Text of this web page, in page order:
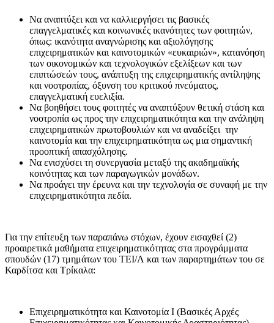
Να αναπτύξει και να καλλιεργήσει τις βασικές
επαγγελματικές και κοινωνικές ικανότητες των φοιτητών,
όπως: ικανότητα αναγνώρισης και αξιολόγησης
επιχειρηματικών και καινοτομικών «ευκαιριών», κατανόηση
των οικονομικών και τεχνολογικών εξελίξεων και των
επιπτώσεών τους, ανάπτυξη της επιχειρηματικής αντίληψης
και νοοτροπίας, όξυνση του κριτικού πνεύματος,
επαγγελματική ευελιξία.
Να βοηθήσει τους φοιτητές να αναπτύξουν θετική στάση και
νοοτροπία ως προς την επιχειρηματικότητα και την ανάληψη
επιχειρηματικών πρωτοβουλιών και να αναδείξει την
καινοτομία και την επιχειρηματικότητα ως μια σημαντική
προοπτική απασχόλησης.
Να ενισχύσει τη συνεργασία μεταξύ της ακαδημαϊκής
κοινότητας και των παραγωγικών μονάδων.
Να προάγει την έρευνα και την τεχνολογία σε συναφή με την
επιχειρηματικότητα πεδία.
Για την επίτευξη των παραπάνω στόχων, έχουν εισαχθεί (2)
προαιρετικά μαθήματα επιχειρηματικότητας στα προγράμματα
σπουδών (17) τμημάτων του ΤΕΙ/Λ και των παραρτημάτων του σε
Καρδίτσα και Τρίκαλα:
Επιχειρηματικότητα και Καινοτομία Ι (Βασικές Αρχές